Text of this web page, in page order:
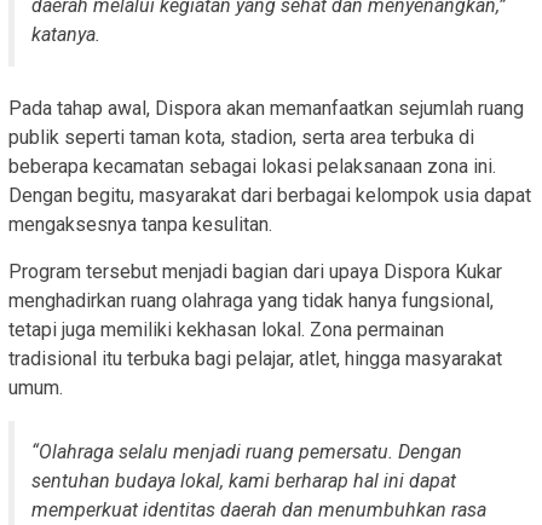
daerah melalui kegiatan yang sehat dan menyenangkan,”
katanya.
Pada tahap awal, Dispora akan memanfaatkan sejumlah ruang
publik seperti taman kota, stadion, serta area terbuka di
beberapa kecamatan sebagai lokasi pelaksanaan zona ini.
Dengan begitu, masyarakat dari berbagai kelompok usia dapat
mengaksesnya tanpa kesulitan.
Program tersebut menjadi bagian dari upaya Dispora Kukar
menghadirkan ruang olahraga yang tidak hanya fungsional,
tetapi juga memiliki kekhasan lokal. Zona permainan
tradisional itu terbuka bagi pelajar, atlet, hingga masyarakat
umum.
“Olahraga selalu menjadi ruang pemersatu. Dengan
sentuhan budaya lokal, kami berharap hal ini dapat
memperkuat identitas daerah dan menumbuhkan rasa